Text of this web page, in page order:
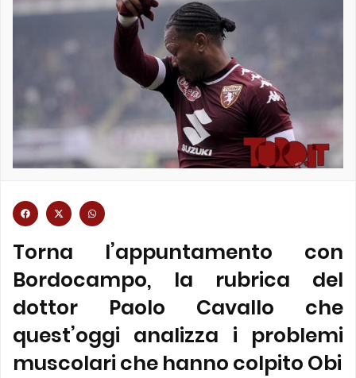
Torna l’appuntamento con
Bordocampo, la rubrica del
dottor Paolo Cavallo che
quest’oggi analizza i problemi
muscolari che hanno colpito Obi